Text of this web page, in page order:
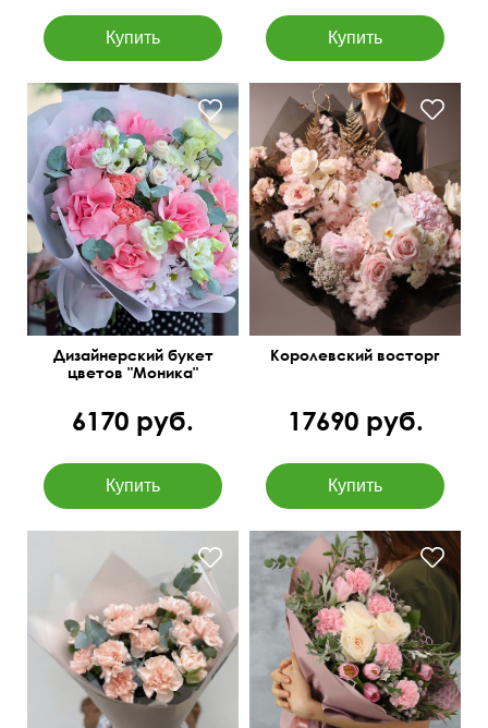
Вывернутые розы,
лизиантусы (эустома),
гвоздика
Дизайнерский букет
цветов "Моника"
6170 руб.
Озотамнус, орхидея
ванда, аспарагус,
сухоцветы
Королевский восторг
17690 руб.
50 см 40 см
Зелень: бруния, листья
питтоспорума